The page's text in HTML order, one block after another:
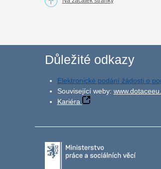
Důležité odkazy
Elektronické podání žádosti o
Související weby:
Kariéra